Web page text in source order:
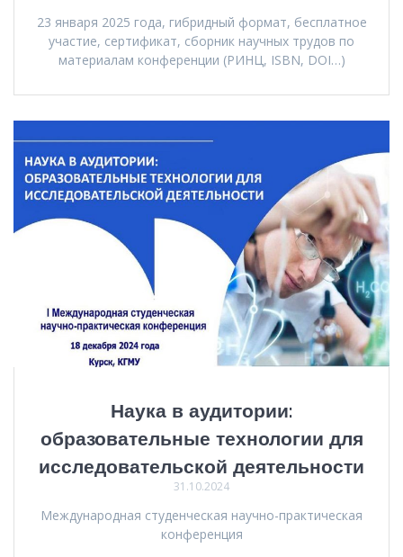
23 января 2025 года, гибридный формат, бесплатное
участие, сертификат, сборник научных трудов по
материалам конференции (РИНЦ, ISBN, DOI…)
Наука в аудитории:
образовательные технологии для
исследовательской деятельности
31.10.2024
Международная студенческая научно-практическая
конференция